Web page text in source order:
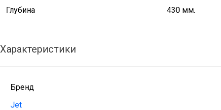
Глубина 430 мм.
Характеристики
Бренд
Jet